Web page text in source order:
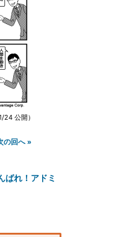
24 公開）
の回へ »
ばれ！アドミ